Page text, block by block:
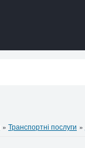
» Транспортні послуги »